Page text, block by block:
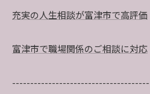
充実の人生相談が富津市で高評価
富津市で職場関係のご相談に対応